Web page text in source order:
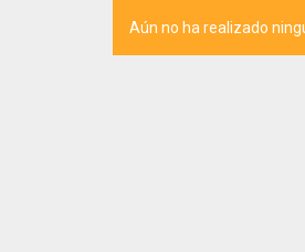
Aún no ha realizado